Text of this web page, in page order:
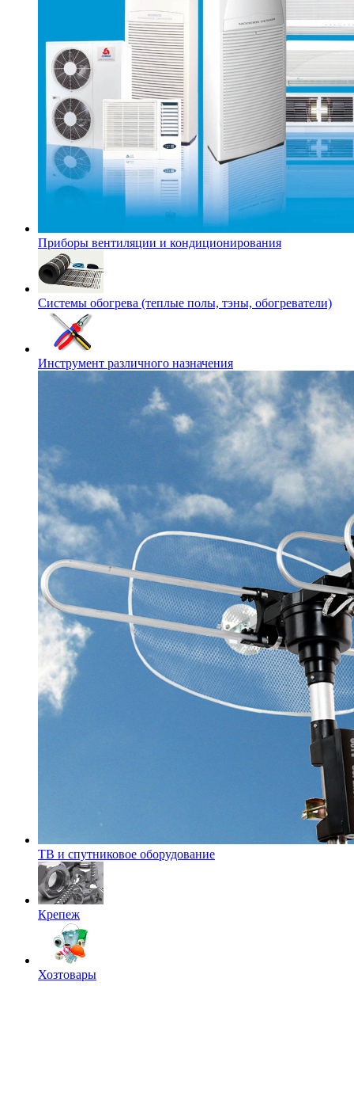
Приборы вентиляции и кондиционирования
Системы обогрева (теплые полы, тэны, обогреватели)
Инструмент различного назначения
ТВ и спутниковое оборудование
Крепеж
Хозтовары